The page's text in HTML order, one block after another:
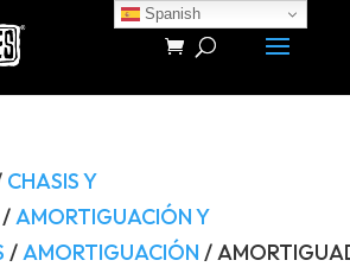
CHASIS Y
/AMORTIGUACIÓN Y
/AMORTIGUACIÓN /
Spanish